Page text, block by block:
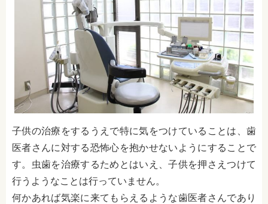
子供の治療をするうえで特に気をつけていることは、歯
医者さんに対する恐怖心を抱かせないようにすることで
す。 虫歯を治療するためとはいえ、子供を押さえつけて
行うようなことは行っていません。
何かあれば気楽に来てもらえるような歯医者さんであり